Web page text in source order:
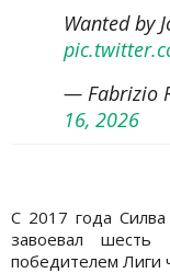
Wanted by
— Fabrizio
16, 2026
С 2017 года
завоевал шесть
победителем Лиги